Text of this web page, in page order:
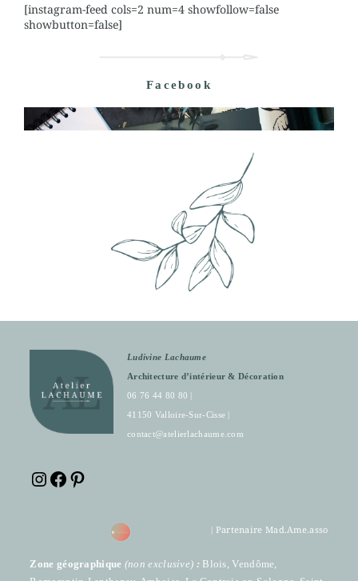
[instagram-feed cols=2 num=4 showfollow=false
showbutton=false]
Facebook
Ludivine Lachaume
Architecture d’intérieur & Décoration
06 76 44 80 80 |
41150 Valloire-Sur-Cisse |
contact@atelierlachaume.com
| Partenaire Mad.Ame.asso
Zone géographique (non exclusive) : Blois, Vendôme,